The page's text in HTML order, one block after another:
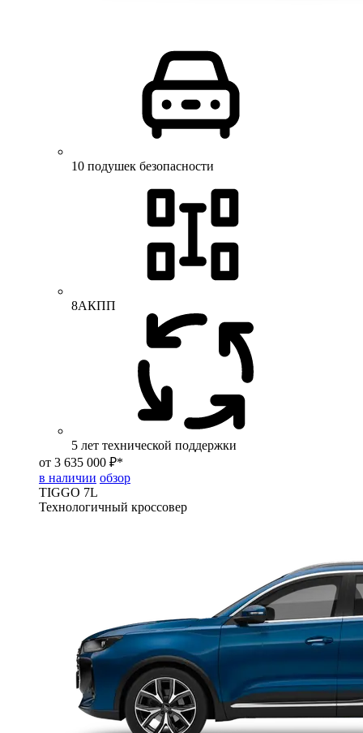
10 подушек безопасности
8АКПП
5 лет технической поддержки
от 3 635 000 ₽*
в наличии обзор
TIGGO 7L
Технологичный кроссовер